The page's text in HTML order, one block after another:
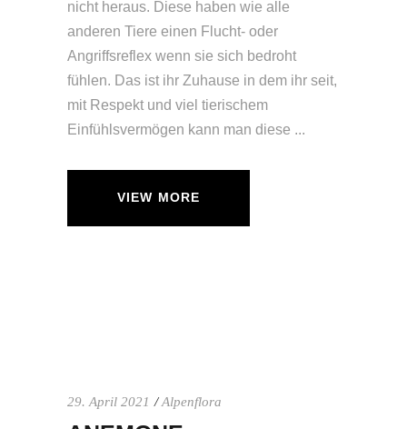
nicht heraus. Diese haben wie alle
anderen Tiere einen Flucht- oder
Angriffsreflex wenn sie sich bedroht
fühlen. Das ist ihr Zuhause in dem ihr seit,
mit Respekt und viel tierischem
Einfühlsvermögen kann man diese
VIEW MORE
29. April 2021 Alpenflora